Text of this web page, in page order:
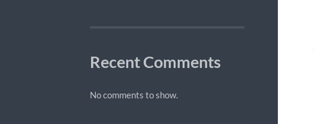
Recent Comments
No comments to show.